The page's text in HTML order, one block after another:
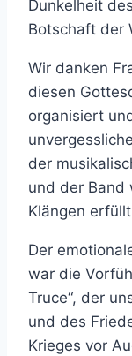
Dunkelheit
Botschaft der
Wir danken
diesen
organisiert
der
und der Band
Klängen
Der
war die
Truce“, der
und des
Krieges vor